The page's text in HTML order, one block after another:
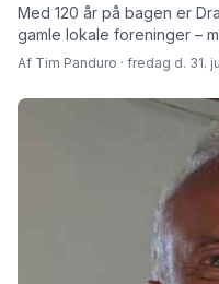
Med 120 år på bagen er
gamle lokale foreninger –
skabe rammer for
Af Tim Panduro · fredag d. 31.